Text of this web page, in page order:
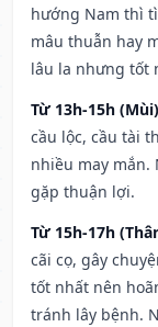
hướng Nam thì
mâu thuẫn hay
lâu la nhưng tốt
Từ 13h-15h
cầu lộc, cầu tài
nhiều may mắn.
gặp thuận lợi.
Từ 15h-17h
cãi cọ, gây
tốt nhất nên
tránh lây bệnh.